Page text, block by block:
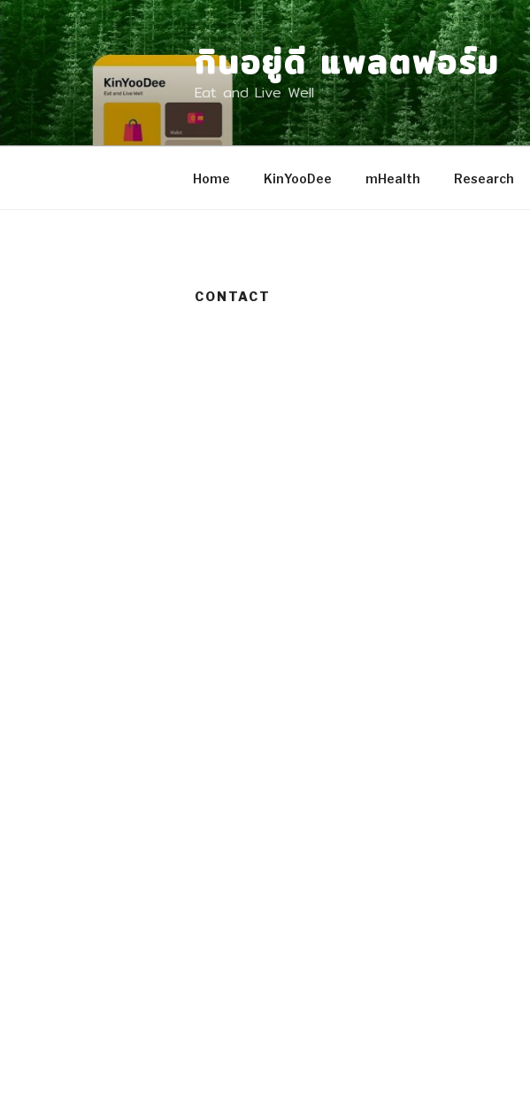
Skip
to
content
กินอยู่ดี แพลตฟอร์ม
Eat and Live Well
Home KinYooDee mHealth Research
CONTACT